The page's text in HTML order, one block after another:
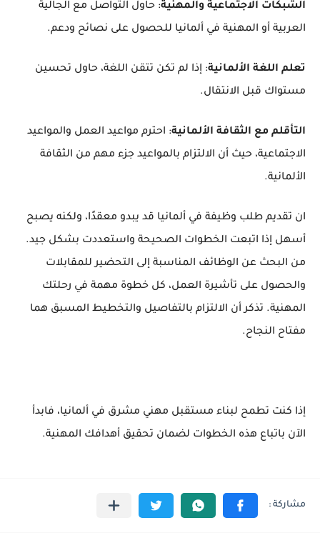
الشبكات الاجتماعية والمهنية: حاول التواصل مع الجالية
العربية أو المهنية في ألمانيا للحصول على نصائح ودعم.
تعلم اللغة الألمانية: إذا لم تكن تتقن اللغة، حاول تحسين
مستواك قبل الانتقال.
التأقلم مع الثقافة الألمانية: احترم مواعيد العمل والمواعيد
الاجتماعية، حيث أن الالتزام بالمواعيد جزء مهم من الثقافة
الألمانية.
ان تقديم طلب وظيفة في ألمانيا قد يبدو معقدًا، ولكنه يصبح
أسهل إذا اتبعت الخطوات الصحيحة واستعددت بشكل جيد.
من البحث عن الوظائف المناسبة إلى التحضير للمقابلات
والحصول على تأشيرة العمل، كل خطوة مهمة في رحلتك
المهنية. تذكر أن الالتزام بالتفاصيل والتخطيط المسبق هما
مفتاح النجاح.
إذا كنت تطمح لبناء مستقبل مهني مشرق في ألمانيا، فابدأ
الآن باتباع هذه الخطوات لضمان تحقيق أهدافك المهنية.